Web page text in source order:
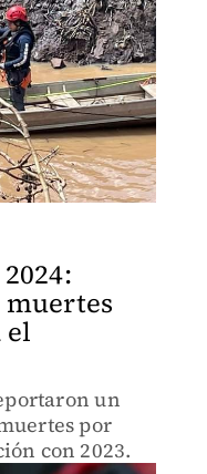
muertes
el
un
con 2023.